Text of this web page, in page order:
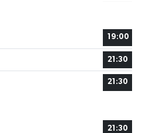
19:00
21:30
21:30
21:30